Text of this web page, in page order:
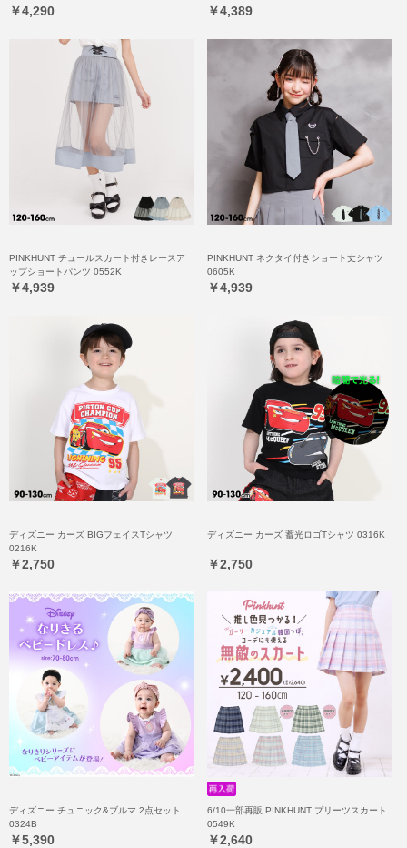
￥4,290 ￥4,389
PINKHUNT チュールスカート付きレースア
ップショートパンツ 0552K
￥4,939
PINKHUNT ネクタイ付きショート丈シャツ
0605K
￥4,939
ディズニー カーズ BIGフェイスTシャツ
0216K
￥2,750
ディズニー カーズ 蓄光ロゴTシャツ 0316K
￥2,750
ディズニー チュニック&ブルマ 2点セット
0324B
￥5,390
6/10一部再販 PINKHUNT プリーツスカート
0549K
￥2,640